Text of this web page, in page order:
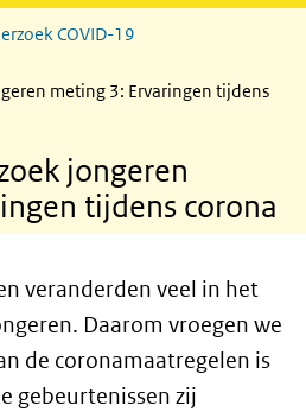
COVID-19
meting 3: Ervaringen tijdens
jongeren
tijdens corona
veranderden veel in het
Daarom vroegen we
de coronamaatregelen is
gebeurtenissen zij